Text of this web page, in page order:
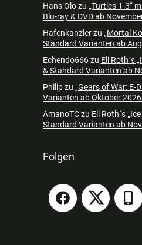
Hans Olozu „Turtles 1-3“
Blu-ray & DVD ab
Hafenkanzlerzu „Mortal
Standard Varianten ab
Echendo666zu Eli Roth´s
& Standard Varianten ab
Philipzu „Gears of War: E-
Varianten ab Oktober
AmanoTCzu Eli Roth´s
Standard Varianten ab
Folgen